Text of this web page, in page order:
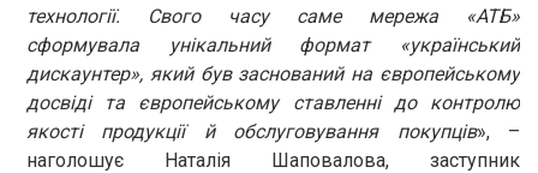
технології. Свого часу саме мережа «АТБ»
сформувала унікальний формат «український
дискаунтер», який був заснований на європейському
досвіді та європейському ставленні до контролю
якості продукції й обслуговування покупців», –
наголошує Наталія Шаповалова, заступник